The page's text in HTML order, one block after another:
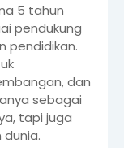
5 tahun
pendukung
pendidikan.
dan
sebagai
tapi juga